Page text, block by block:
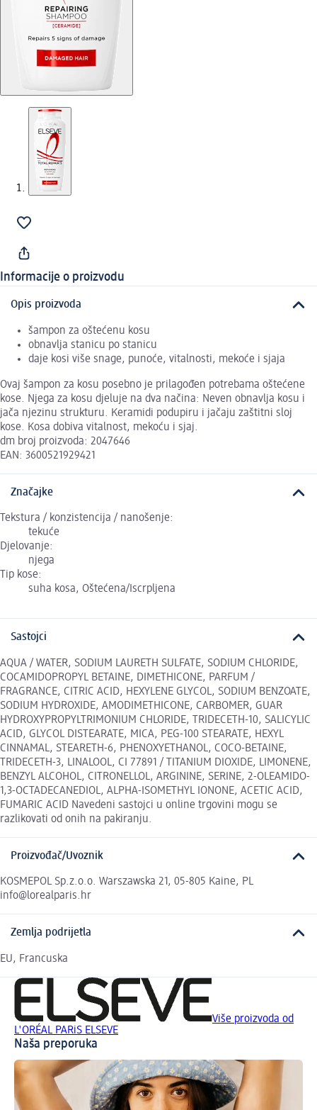
Informacije o proizvodu
Opis proizvoda
šampon za oštećenu kosu
obnavlja stanicu po stanicu
daje kosi više snage, punoće, vitalnosti, mekoće i sjaja
Ovaj šampon za kosu posebno je prilagođen potrebama oštećene
kose. Njega za kosu djeluje na dva načina: Neven obnavlja kosu i
jača njezinu strukturu. Keramidi podupiru i jačaju zaštitni sloj
kose. Kosa dobiva vitalnost, mekoću i sjaj.
dm broj proizvoda: 2047646
EAN: 3600521929421
Značajke
Tekstura / konzistencija / nanošenje:
tekuće
Djelovanje:
njega
Tip kose:
suha kosa, Oštećena/Iscrpljena
Sastojci
AQUA / WATER, SODIUM LAURETH SULFATE, SODIUM CHLORIDE,
COCAMIDOPROPYL BETAINE, DIMETHICONE, PARFUM /
FRAGRANCE, CITRIC ACID, HEXYLENE GLYCOL, SODIUM BENZOATE,
SODIUM HYDROXIDE, AMODIMETHICONE, CARBOMER, GUAR
HYDROXYPROPYLTRIMONIUM CHLORIDE, TRIDECETH-10, SALICYLIC
ACID, GLYCOL DISTEARATE, MICA, PEG-100 STEARATE, HEXYL
CINNAMAL, STEARETH-6, PHENOXYETHANOL, COCO-BETAINE,
TRIDECETH-3, LINALOOL, CI 77891 / TITANIUM DIOXIDE, LIMONENE,
BENZYL ALCOHOL, CITRONELLOL, ARGININE, SERINE, 2-OLEAMIDO-
1,3-OCTADECANEDIOL, ALPHA-ISOMETHYL IONONE, ACETIC ACID,
FUMARIC ACID Navedeni sastojci u online trgovini mogu se
razlikovati od onih na pakiranju.
Proizvođač/Uvoznik
KOSMEPOL Sp.z.o.o. Warszawska 21, 05-805 Kaine, PL
info@lorealparis.hr
Zemlja podrijetla
EU, Francuska
Više proizvoda od
L'ORÉAL PARiS ELSEVE
Naša preporuka